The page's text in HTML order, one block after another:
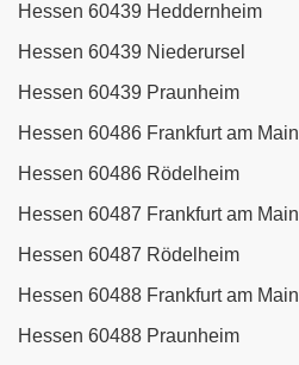
Hessen 60439 Heddernheim
Hessen 60439 Niederursel
Hessen 60439 Praunheim
Hessen 60486 Frankfurt am Main
Hessen 60486 Rödelheim
Hessen 60487 Frankfurt am Main
Hessen 60487 Rödelheim
Hessen 60488 Frankfurt am Main
Hessen 60488 Praunheim